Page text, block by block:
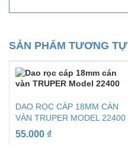
SẢN PHẨM TƯƠNG TỰ
DAO RỌC CÁP 18MM CÁN
VÀN TRUPER MODEL 22400
55.000 ₫